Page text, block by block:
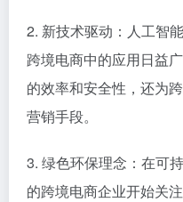
2. 新技术驱动：人工智
跨境电商中的应用日益
的效率和安全性，还为
营销手段。
3. 绿色环保理念：在可
的跨境电商企业开始关